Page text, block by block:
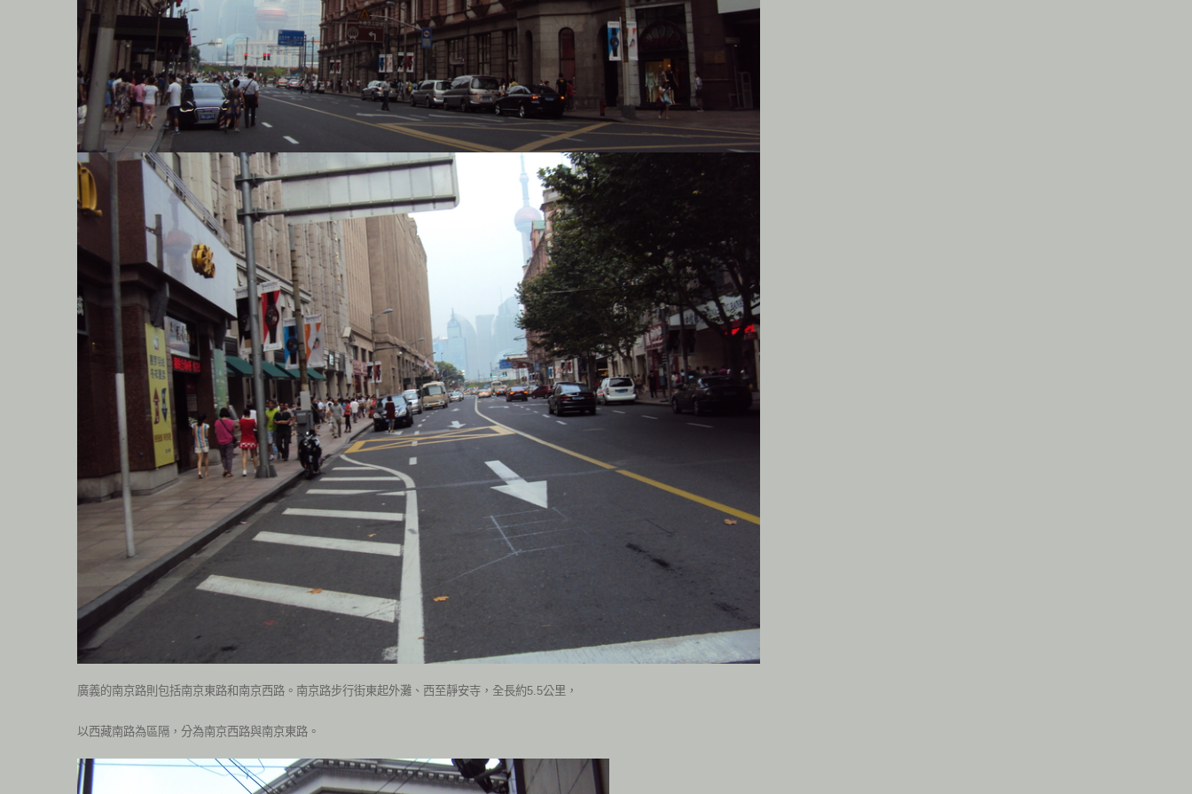
廣義的南京路則包括南京東路和南京西路。南京路步行街東起外灘、西至靜安寺，全長約5.5公里，
以西藏南路為區隔，分為南京西路與南京東路。